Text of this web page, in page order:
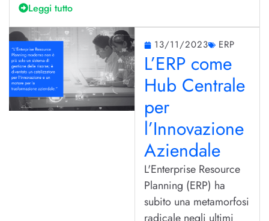
Leggi tutto
13/11/2023 ERP
L’ERP come
Hub Centrale
per
l’Innovazione
Aziendale
L'Enterprise Resource
Planning (ERP) ha
subito una metamorfosi